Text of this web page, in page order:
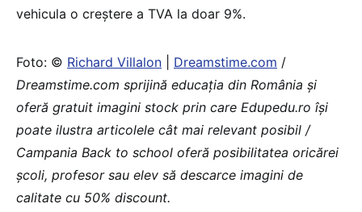
vehicula o creștere a TVA la doar 9%.
Foto: © Richard Villalon Dreamstime.com /
Dreamstime.com sprijină educaţia din România şi
oferă gratuit imagini stock prin care Edupedu.ro îşi
poate ilustra articolele cât mai relevant posibil /
Campania Back to school oferă posibilitatea oricărei
școli, profesor sau elev să descarce imagini de
calitate cu 50% discount.